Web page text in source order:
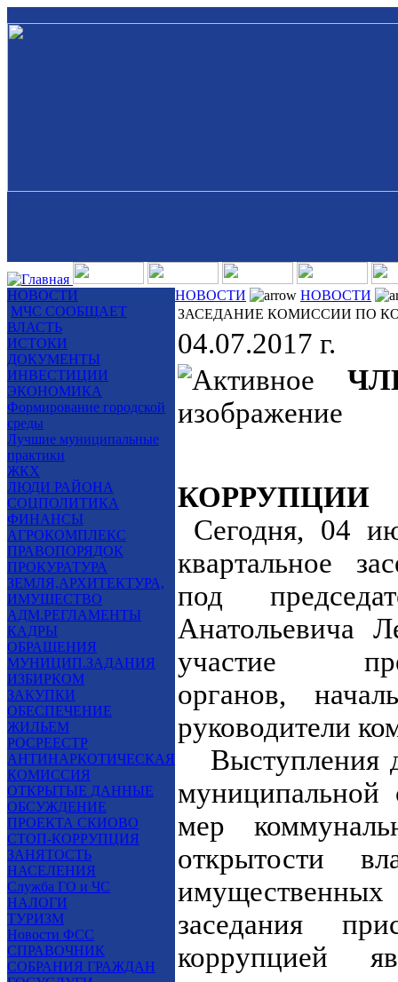
НОВОСТИ
МЧС СООБЩАЕТ
ВЛАСТЬ
ИСТОКИ
ДОКУМЕНТЫ
ИНВЕСТИЦИИ
ЭКОНОМИКА
Формирование городской
среды
Лучшие муниципальные
практики
ЖКХ
ЛЮДИ РАЙОНА
СОЦПОЛИТИКА
ФИНАНСЫ
АГРОКОМПЛЕКС
ПРАВОПОРЯДОК
ПРОКУРАТУРА
ЗЕМЛЯ,АРХИТЕКТУРА,
ИМУЩЕСТВО
АДМ.РЕГЛАМЕНТЫ
КАДРЫ
ОБРАЩЕНИЯ
МУНИЦИП.ЗАДАНИЯ
ИЗБИРКОМ
ЗАКУПКИ
ОБЕСПЕЧЕНИЕ
ЖИЛЬЕМ
РОСРЕЕСТР
АНТИНАРКОТИЧЕСКАЯ
КОМИССИЯ
ОТКРЫТЫЕ ДАННЫЕ
ОБСУЖДЕНИЕ
ПРОЕКТА СКИОВО
СТОП-КОРРУПЦИЯ
ЗАНЯТОСТЬ
НАСЕЛЕНИЯ
Служба ГО и ЧС
НАЛОГИ
ТУРИЗМ
Новости ФСС
СПРАВОЧНИК
СОБРАНИЯ ГРАЖДАН
НОВОСТИ
НОВОСТИ
ЗАСЕДАНИЕ КОМИССИИ ПО
04.07.2017 г.
КОРРУПЦИИ
Сегодня, 04
квартальное
под
Анатольевича
участие
органов,
руководители
Выступления
муниципальной
мер
открытости
заседания
коррупцией